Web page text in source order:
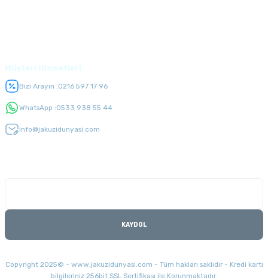
Bizi Arayın :0216 597 17 96
WhatsApp :0533 938 55 44
info@jakuzidunyasi.com
KAYDOL
Copyright 2025© - www.jakuzidunyasi.com - Tüm hakları saklıdır - Kredi kartı
bilgileriniz 256bit SSL Sertifikası ile Korunmaktadır.